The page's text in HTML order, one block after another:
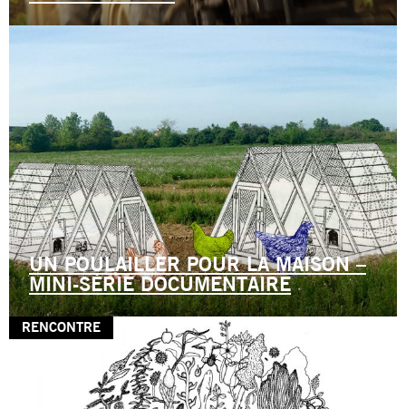
UN POULAILLER POUR LA MAISON –
MINI-SÉRIE DOCUMENTAIRE
RENCONTRE